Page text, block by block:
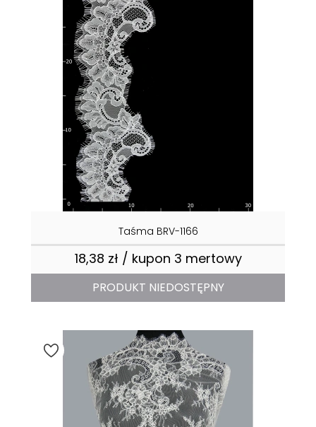
Taśma BRV-1166
18,38 zł / kupon 3 mertowyCena
PRODUKT NIEDOSTĘPNY